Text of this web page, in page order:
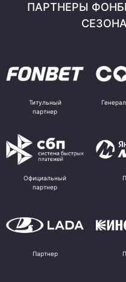
ПАРТНЕРЫ
Титульный
партнер
Официальный
партнер
Партнер